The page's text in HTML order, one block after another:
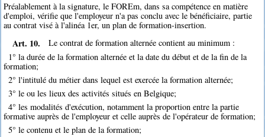
Préalablement à la signature, le FOREm, dans sa compétence en matière
d'emploi, vérifie que l'employeur n'a pas conclu avec le bénéficiaire, partie
au contrat visé à l'alinéa 1er, un plan de formation-insertion.
Art. 10.
Le contrat de formation alternée contient au minimum :
1° la durée de la formation alternée et la date du début et de la fin de la
formation;
2° l'intitulé du métier dans lequel est exercée la formation alternée;
3° le ou les lieux des activités situés en Belgique;
4° les modalités d'exécution, notamment la proportion entre la partie
formative auprès de l'employeur et celle auprès de l'opérateur de formation;
5° le contenu et le plan de la formation;